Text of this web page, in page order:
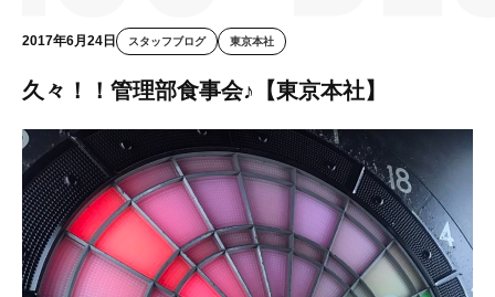
フェ
2017年6月24日 スタッフブログ 東京本社
久々！！管理部食事会♪【東京本社】